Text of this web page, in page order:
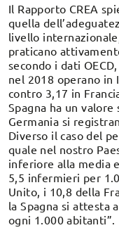
Il Rapporto CREA
quella
livello
praticano
secondo i dati
nel 2018 operano in
contro 3,17 in
Spagna ha un
Germania si
Diverso il caso del
quale nel nostro
inferiore alla media
5,5 infermieri per
Unito, i 10,8 della
la Spagna si attesta
ogni 1.000 abitanti”.